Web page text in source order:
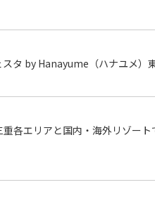
スタ by Hanayume（ハナユメ）
重各エリアと国内・海外リゾー